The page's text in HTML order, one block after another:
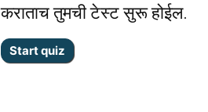
कराताच तुमची टेस्ट सुरू होईल.